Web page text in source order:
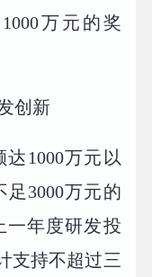
万元的奖
创新
1000万元以
足3000万元的
一年度研发投
支持不超过三